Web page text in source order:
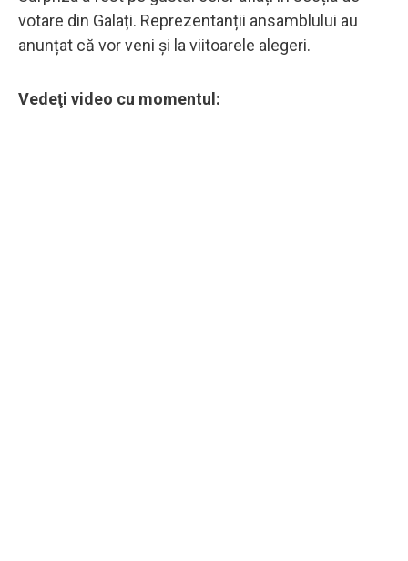
votare din Galați. Reprezentanții ansamblului au
anunțat că vor veni și la viitoarele alegeri.
Vedeţi video cu momentul: